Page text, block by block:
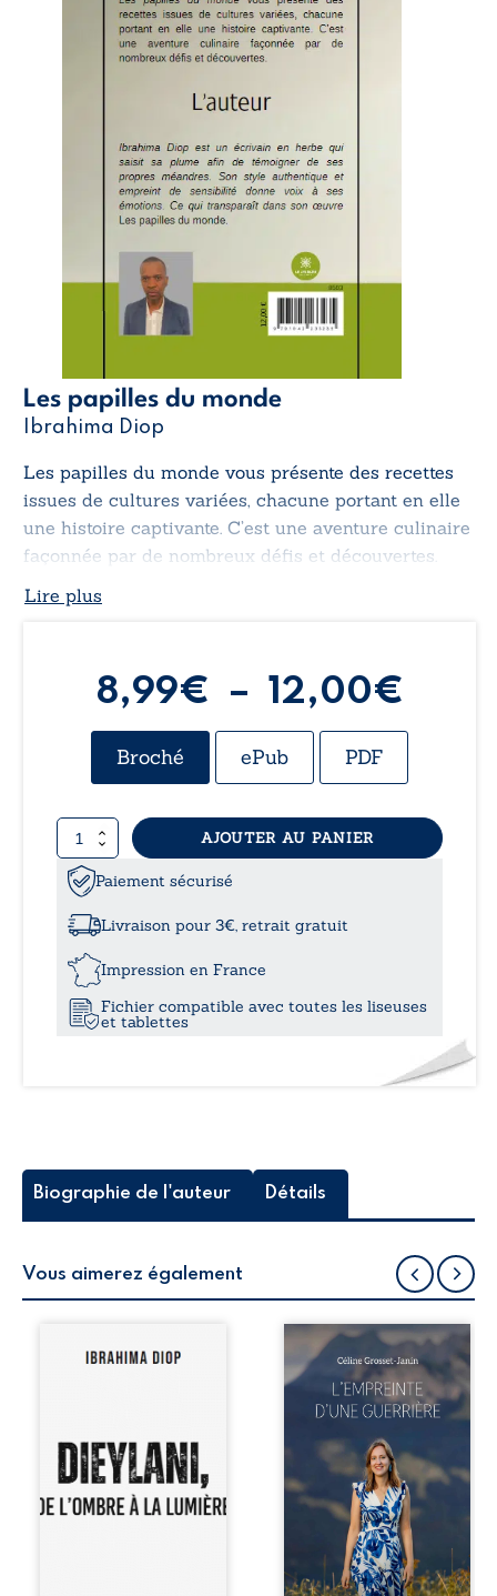
Les papilles du monde
Ibrahima Diop
Les papilles du monde vous présente des recettes
issues de cultures variées, chacune portant en elle
une histoire captivante. C’est une aventure culinaire
façonnée par de nombreux défis et découvertes.
Lire plus
8,99€ – 12,00€
de
Broché ePub PDF
quantité
de
Les
papilles
du
AJOUTER AU PANIER
Paiement sécurisé
Livraison pour 3€, retrait gratuit
Impression en France
Fichier compatible avec toutes les liseuses
et tablettes
Biographie de l'auteur Détails
Vous aimerez également
Dieylani est un
petit être dont la
entourage. Mais, la
découverte de sa
trisomie 21 jette
une ombre sur ses
parents. Toutefois,
Que reste-t-il de
l’enfance lorsque
la maladie impose
ses propres règles
? L’empreinte
d’une guerrière
livre, sans détour,
le récit d’un
quotidien
bouleversé par la
maladie
chronique,
l’errance médicale